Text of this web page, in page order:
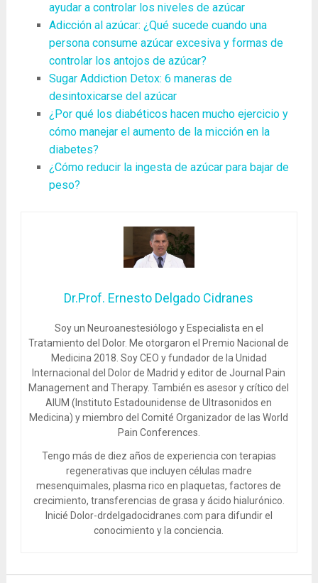
ayudar a controlar los niveles de azúcar
Adicción al azúcar: ¿Qué sucede cuando una
persona consume azúcar excesiva y formas de
controlar los antojos de azúcar?
Sugar Addiction Detox: 6 maneras de
desintoxicarse del azúcar
¿Por qué los diabéticos hacen mucho ejercicio y
cómo manejar el aumento de la micción en la
diabetes?
¿Cómo reducir la ingesta de azúcar para bajar de
peso?
Dr.Prof. Ernesto Delgado Cidranes
Soy un Neuroanestesiólogo y Especialista en el
Tratamiento del Dolor. Me otorgaron el Premio Nacional de
Medicina 2018. Soy CEO y fundador de la Unidad
Internacional del Dolor de Madrid y editor de Journal Pain
Management and Therapy. También es asesor y crítico del
AIUM (Instituto Estadounidense de Ultrasonidos en
Medicina) y miembro del Comité Organizador de las World
Pain Conferences.
Tengo más de diez años de experiencia con terapias
regenerativas que incluyen células madre
mesenquimales, plasma rico en plaquetas, factores de
crecimiento, transferencias de grasa y ácido hialurónico.
Inicié Dolor-drdelgadocidranes.com para difundir el
conocimiento y la conciencia.